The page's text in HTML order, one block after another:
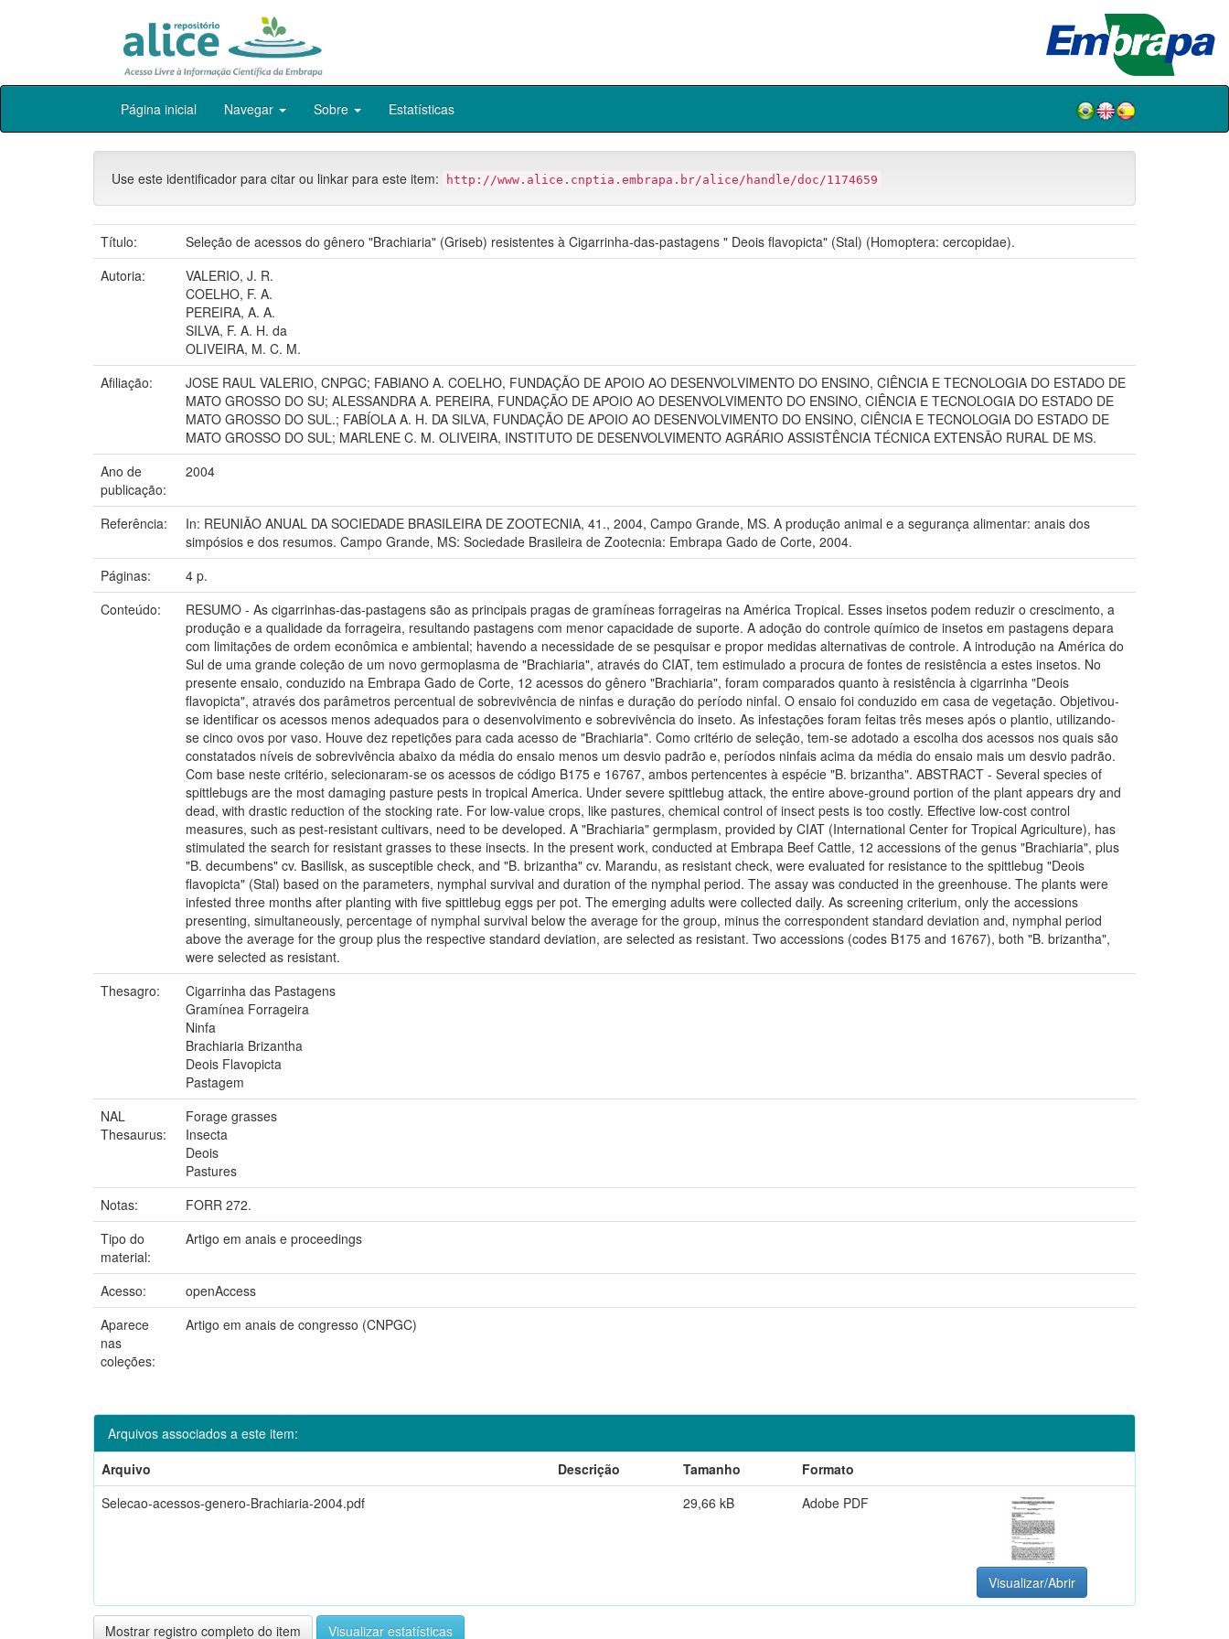
Skip
Página inicial Navegar Sobre Estatísticas
Use este identificador para citar ou linkar para este item: http://www.alice.cnptia.embrapa.br/alice/handle/doc/1174659
Título:
Seleção de acessos do gênero "Brachiaria" (Griseb) resistentes à Cigarrinha-das-pastagens " Deois flavopicta" (Stal) (Homoptera: cercopidae).
Autoria:
VALERIO, J. R.
COELHO, F. A.
PEREIRA, A. A.
SILVA, F. A. H. da
OLIVEIRA, M. C. M.
Afiliação:
JOSE RAUL VALERIO, CNPGC; FABIANO A. COELHO, FUNDAÇÃO DE APOIO AO DESENVOLVIMENTO DO ENSINO, CIÊNCIA E TECNOLOGIA DO ESTADO DE
MATO GROSSO DO SU; ALESSANDRA A. PEREIRA, FUNDAÇÃO DE APOIO AO DESENVOLVIMENTO DO ENSINO, CIÊNCIA E TECNOLOGIA DO ESTADO DE
MATO GROSSO DO SUL.; FABÍOLA A. H. DA SILVA, FUNDAÇÃO DE APOIO AO DESENVOLVIMENTO DO ENSINO, CIÊNCIA E TECNOLOGIA DO ESTADO DE
MATO GROSSO DO SUL; MARLENE C. M. OLIVEIRA, INSTITUTO DE DESENVOLVIMENTO AGRÁRIO ASSISTÊNCIA TÉCNICA EXTENSÃO RURAL DE MS.
Ano de
publicação:
2004
Referência:
In: REUNIÃO ANUAL DA SOCIEDADE BRASILEIRA DE ZOOTECNIA, 41., 2004, Campo Grande, MS. A produção animal e a segurança alimentar: anais dos
simpósios e dos resumos. Campo Grande, MS: Sociedade Brasileira de Zootecnia: Embrapa Gado de Corte, 2004.
Páginas:
4 p.
Conteúdo:
RESUMO - As cigarrinhas-das-pastagens são as principais pragas de gramíneas forrageiras na América Tropical. Esses insetos podem reduzir o crescimento, a
produção e a qualidade da forrageira, resultando pastagens com menor capacidade de suporte. A adoção do controle químico de insetos em pastagens depara
com limitações de ordem econômica e ambiental; havendo a necessidade de se pesquisar e propor medidas alternativas de controle. A introdução na América do
Sul de uma grande coleção de um novo germoplasma de "Brachiaria", através do CIAT, tem estimulado a procura de fontes de resistência a estes insetos. No
presente ensaio, conduzido na Embrapa Gado de Corte, 12 acessos do gênero "Brachiaria", foram comparados quanto à resistência à cigarrinha "Deois
flavopicta", através dos parâmetros percentual de sobrevivência de ninfas e duração do período ninfal. O ensaio foi conduzido em casa de vegetação. Objetivou-
se identificar os acessos menos adequados para o desenvolvimento e sobrevivência do inseto. As infestações foram feitas três meses após o plantio, utilizando-
se cinco ovos por vaso. Houve dez repetições para cada acesso de "Brachiaria". Como critério de seleção, tem-se adotado a escolha dos acessos nos quais são
constatados níveis de sobrevivência abaixo da média do ensaio menos um desvio padrão e, períodos ninfais acima da média do ensaio mais um desvio padrão.
Com base neste critério, selecionaram-se os acessos de código B175 e 16767, ambos pertencentes à espécie "B. brizantha". ABSTRACT - Several species of
spittlebugs are the most damaging pasture pests in tropical America. Under severe spittlebug attack, the entire above-ground portion of the plant appears dry and
dead, with drastic reduction of the stocking rate. For low-value crops, like pastures, chemical control of insect pests is too costly. Effective low-cost control
measures, such as pest-resistant cultivars, need to be developed. A "Brachiaria" germplasm, provided by CIAT (International Center for Tropical Agriculture), has
stimulated the search for resistant grasses to these insects. In the present work, conducted at Embrapa Beef Cattle, 12 accessions of the genus "Brachiaria", plus
"B. decumbens" cv. Basilisk, as susceptible check, and "B. brizantha" cv. Marandu, as resistant check, were evaluated for resistance to the spittlebug "Deois
flavopicta" (Stal) based on the parameters, nymphal survival and duration of the nymphal period. The assay was conducted in the greenhouse. The plants were
infested three months after planting with five spittlebug eggs per pot. The emerging adults were collected daily. As screening criterium, only the accessions
presenting, simultaneously, percentage of nymphal survival below the average for the group, minus the correspondent standard deviation and, nymphal period
above the average for the group plus the respective standard deviation, are selected as resistant. Two accessions (codes B175 and 16767), both "B. brizantha",
were selected as resistant.
Thesagro:
Cigarrinha das Pastagens
Gramínea Forrageira
Ninfa
Brachiaria Brizantha
Deois Flavopicta
Pastagem
NAL
Thesaurus:
Forage grasses
Insecta
Deois
Pastures
Notas:
FORR 272.
Tipo do
material:
Artigo em anais e proceedings
Acesso:
openAccess
Aparece
nas
coleções:
Artigo em anais de congresso (CNPGC)
Arquivos associados a este item:
Arquivo
Descrição Tamanho
Formato
Selecao-acessos-genero-Brachiaria-2004.pdf
29,66 kB Adobe PDF
Visualizar/Abrir
Mostrar registro completo do item Visualizar estatísticas